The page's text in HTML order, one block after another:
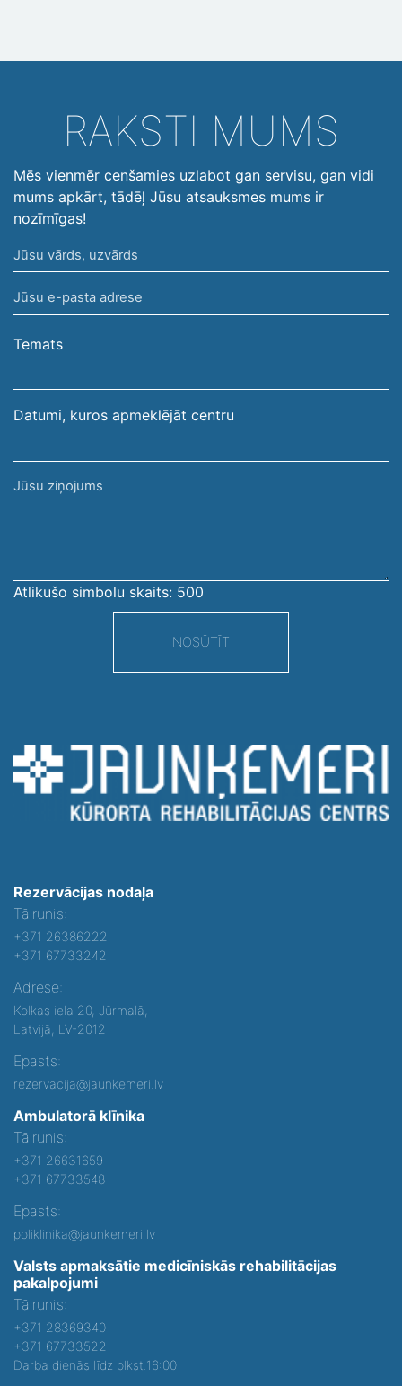
RAKSTI MUMS
Mēs vienmēr cenšamies uzlabot gan servisu, gan vidi
mums apkārt, tādēļ Jūsu atsauksmes mums ir
nozīmīgas!
Jūsu
vārds,
uzvārds
Jūsu
e-
pasta
Temats
Datumi, kuros apmeklējāt centru
Jūsu
Atlikušo simbolu skaits: 500
NOSŪTĪT
Rezervācijas nodaļa
Tālrunis:
+371 26386222
+371 67733242
Adrese:
Kolkas iela 20, Jūrmalā,
Latvijā, LV-2012
Epasts:
rezervacija@jaunkemeri.lv
Ambulatorā klīnika
Tālrunis:
+371 26631659
+371 67733548
Epasts:
poliklinika@jaunkemeri.lv
Valsts apmaksātie medicīniskās rehabilitācijas
pakalpojumi
Tālrunis:
+371 28369340
+371 67733522
Darba dienās līdz plkst.16:00